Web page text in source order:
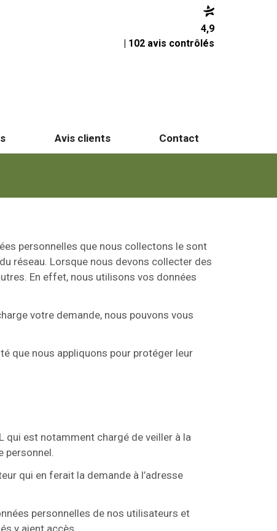
4,9
| 102 avis contrôlés
Avis clients Contact
personnelles que nous collectons le sont
réseau. Lorsque nous devons collecter des
En effet, nous utilisons vos données
votre demande, nous pouvons vous
que nous appliquons pour protéger leur
qui est notamment chargé de veiller à la
personnel.
qui en ferait la demande à l’adresse
personnelles de nos utilisateurs et
y aient accès.